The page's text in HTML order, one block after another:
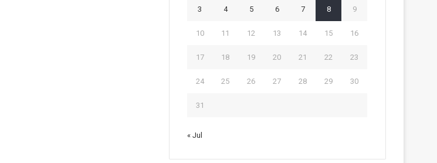
3 4 5 6 7 8 9
10 11 12 13 14 15 16
17 18 19 20 21 22 23
24 25 26 27 28 29 30
31
« Jul